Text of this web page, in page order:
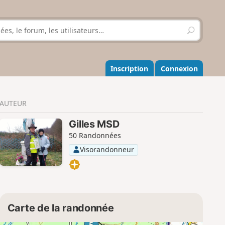
R
e
h
e
r
r
Inscription Connexion
AUTEUR
Gilles MSD
50 Randonnées
Visorandonneur
Carte de la randonnée